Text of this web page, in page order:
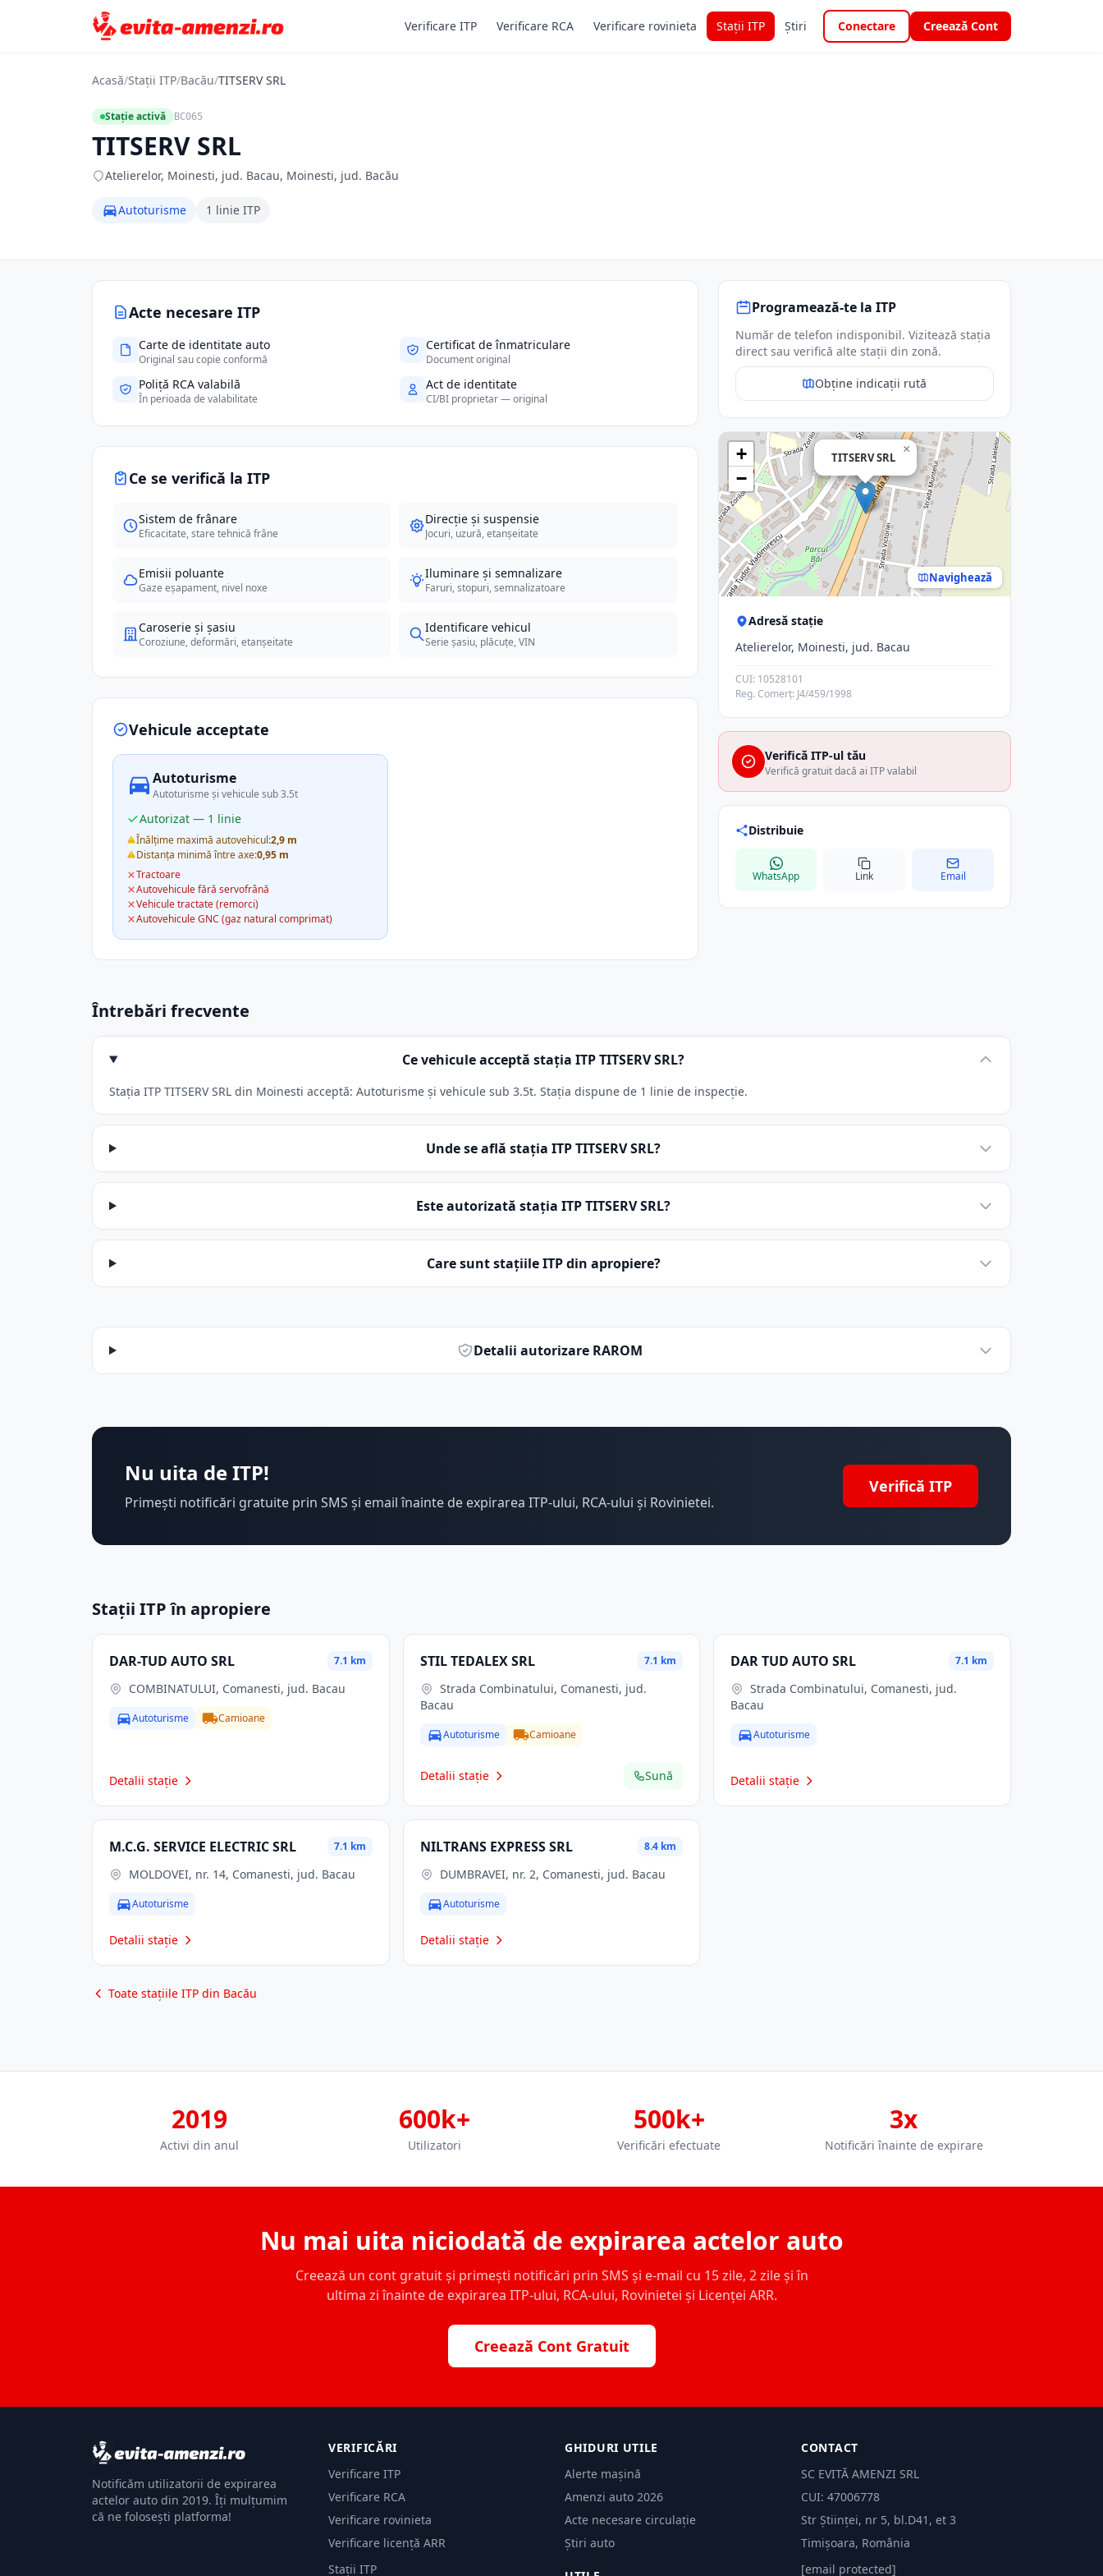
Verificare ITP Verificare RCA Verificare rovinieta Stații ITP Știri Conectare Creează Cont
Acasă/Stații ITP/Bacău/TITSERV SRL
Stație activă BC065
TITSERV SRL
Atelierelor, Moinesti, jud. Bacau, Moinesti, jud. Bacău
Autoturisme 1 linie ITP
Acte necesare ITP
Carte de identitate auto
Original sau copie conformă
Certificat de înmatriculare
Document original
Poliță RCA valabilă
În perioada de valabilitate
Act de identitate
CI/BI proprietar — original
Ce se verifică la ITP
Sistem de frânare
Eficacitate, stare tehnică frâne
Direcție și suspensie
Jocuri, uzură, etanșeitate
Emisii poluante
Gaze eșapament, nivel noxe
Iluminare și semnalizare
Faruri, stopuri, semnalizatoare
Caroserie și șasiu
Coroziune, deformări, etanșeitate
Identificare vehicul
Serie șasiu, plăcuțe, VIN
Vehicule acceptate
Autoturisme
Autoturisme și vehicule sub 3.5t
Autorizat — 1 linie
Înălțime maximă autovehicul:2,9 m
Distanța minimă între axe:0,95 m
Tractoare
Autovehicule fără servofrână
Vehicule tractate (remorci)
Autovehicule GNC (gaz natural comprimat)
Programează-te la ITP
Număr de telefon indisponibil. Vizitează stația
direct sau verifică alte stații din zonă.
Obține indicații rută
TITSERV SRL
×
+
−
Navighează
Adresă stație
Atelierelor, Moinesti, jud. Bacau
CUI: 10528101
Reg. Comerț: J4/459/1998
Verifică ITP-ul tău
Verifică gratuit dacă ai ITP valabil
Distribuie
WhatsApp Link Email
Întrebări frecvente
Ce vehicule acceptă stația ITP TITSERV SRL?
Stația ITP TITSERV SRL din Moinesti acceptă: Autoturisme și vehicule sub 3.5t. Stația dispune de 1 linie de inspecție.
Unde se află stația ITP TITSERV SRL?
Este autorizată stația ITP TITSERV SRL?
Care sunt stațiile ITP din apropiere?
Detalii autorizare RAROM
Nu uita de ITP!
Primești notificări gratuite prin SMS și email înainte de expirarea ITP-ului, RCA-ului și Rovinietei.
Verifică ITP
Stații ITP în apropiere
DAR-TUD AUTO SRL 7.1 km
COMBINATULUI, Comanesti, jud. Bacau
Autoturisme Camioane
Detalii stație
STIL TEDALEX SRL 7.1 km
Bacau
Autoturisme Camioane
Detalii stație Sună
DAR TUD AUTO SRL 7.1 km
Strada Combinatului, Comanesti, jud.
Bacau
Autoturisme
Detalii stație
M.C.G. SERVICE ELECTRIC SRL 7.1 km
MOLDOVEI, nr. 14, Comanesti, jud. Bacau
Autoturisme
Detalii stație
NILTRANS EXPRESS SRL 8.4 km
DUMBRAVEI, nr. 2, Comanesti, jud. Bacau
Autoturisme
Detalii stație
Toate stațiile ITP din Bacău
2019
Activi din anul
600k+
Utilizatori
500k+
Verificări efectuate
3x
Notificări înainte de expirare
Nu mai uita niciodată de expirarea actelor auto
Creează un cont gratuit și primești notificări prin SMS și e-mail cu 15 zile, 2 zile și în
ultima zi înainte de expirarea ITP-ului, RCA-ului, Rovinietei și Licenței ARR.
Creează Cont Gratuit
Notificăm utilizatorii de expirarea
actelor auto din 2019. Îți mulțumim
că ne folosești platforma!
VERIFICĂRI
Verificare ITP
Verificare RCA
Verificare rovinieta
Verificare licență ARR
Stații ITP
GHIDURI UTILE
Alerte mașină
Amenzi auto 2026
Acte necesare circulație
Știri auto
CONTACT
SC EVITĂ AMENZI SRL
CUI: 47006778
Str Științei, nr 5, bl.D41, et 3
Timișoara, România
[email protected]